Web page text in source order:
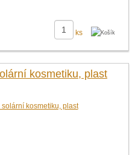
ks
kosmetiku, plast